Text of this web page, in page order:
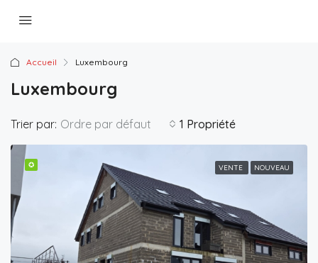
Accueil Luxembourg
Luxembourg
1 Propriété
Trier par: Ordre par défaut
✪ VENTE NOUVEAU